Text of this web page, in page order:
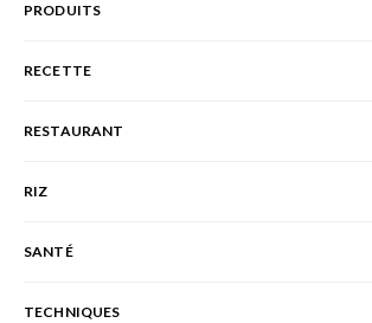
PRODUITS
RECETTE
RESTAURANT
RIZ
SANTÉ
TECHNIQUES